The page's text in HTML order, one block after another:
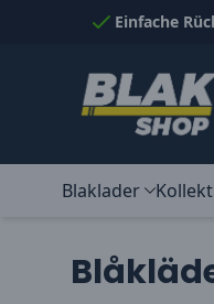
Skip to ContentEinfache
Blaklader